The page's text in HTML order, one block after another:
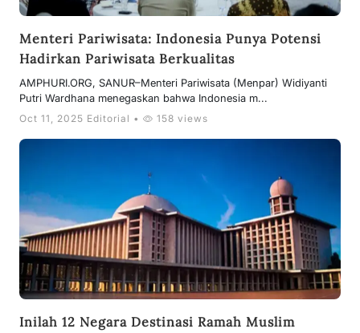
Menteri Pariwisata: Indonesia Punya Potensi
Hadirkan Pariwisata Berkualitas
AMPHURI.ORG, SANUR–Menteri Pariwisata (Menpar) Widiyanti
Putri Wardhana menegaskan bahwa Indonesia m...
Oct 11, 2025 Editorial • 158 views
Inilah 12 Negara Destinasi Ramah Muslim